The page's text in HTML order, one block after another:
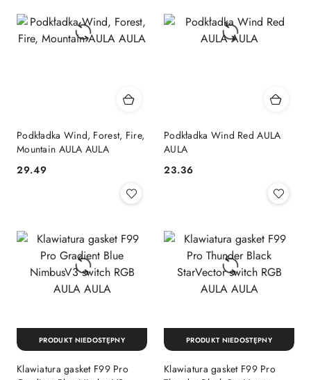
Podkładka Wind, Forest, Fire,
Mountain AULA AULA
Cena:
29.49
Podkładka Wind Red AULA
AULA
Cena:
23.36
Klawiatura gasket F99 Pro
PRODUKT NIEDOSTĘPNY
Klawiatura gasket F99 Pro
PRODUKT NIEDOSTĘPNY